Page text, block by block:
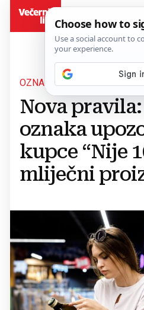
OZNAČAVANJE PROIZVODA
Nova
oznaka
kupce “Nije
mliječni